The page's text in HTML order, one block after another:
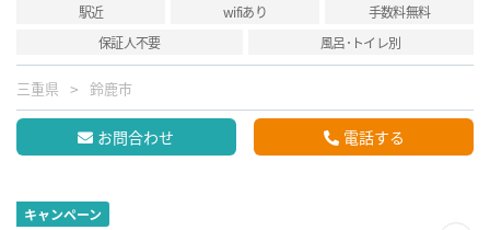
駅近 wifiあり
手数料無料
保証人不要
風呂･トイレ別
三重県 鈴鹿市
お問合わせ 電話する
キャンペーン